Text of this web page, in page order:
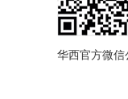
华西官方微信